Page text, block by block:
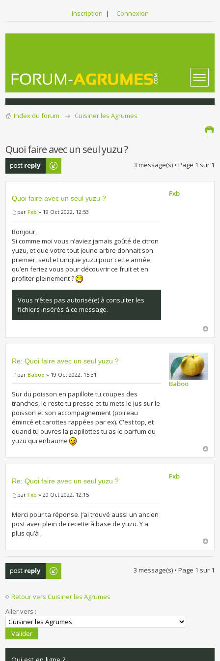
Inscription | Connexion
Index du forum Cuisiner les Agrumes
Quoi faire avec un seul yuzu ?
Publier une
réponse
3 message(s) • Page 1 sur 1
Quoi faire avec un seul yuzu ?
parFxb » 19 Oct 2022, 12:53
Bonjour,
Si comme moi vous n’aviez jamais goûté de citron
yuzu, et que votre tout jeune arbre donnait son
premier, seul et unique yuzu pour cette année,
qu’en feriez vous pour découvrir ce fruit et en
profiter pleinement ?
Vous n’êtes pas autorisé(e) à consulter les
fichiers insérés à ce message.
Fxb
Re: Quoi faire avec un seul yuzu ?
parBaboo » 19 Oct 2022, 15:31
Sur du poisson en papillote tu coupes des
tranches, le reste tu presse et tu mets le jus sur le
poisson et son accompagnement (poireau
émincé et carottes rappées par ex). C'est top, et
quand tu ouvres la papilottes tu as le parfum du
yuzu qui enbaume
Baboo
Re: Quoi faire avec un seul yuzu ?
parFxb » 20 Oct 2022, 12:15
Merci pour ta réponse. J’ai trouvé aussi un ancien
post avec plein de recette à base de yuzu. Y a
plus qu’à ,
Fxb
Publier une
réponse
3 message(s) • Page 1 sur 1
Retour vers Cuisiner les Agrumes
Aller vers :